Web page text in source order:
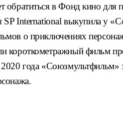
обратиться в Фонд кино для
SP International выкупила у
о приключениях
короткометражный фильм
года «Союзмультфильм»